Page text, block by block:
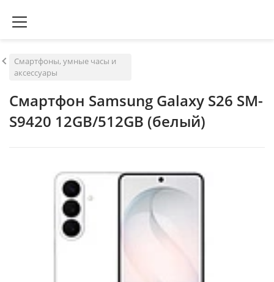
Смартфоны, умные часы и
аксессуары
Смартфон Samsung Galaxy S26 SM-
S9420 12GB/512GB (белый)